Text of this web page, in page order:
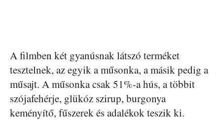
A filmben két gyanúsnak látszó terméket
tesztelnek, az egyik a műsonka, a másik pedig a
műsajt. A műsonka csak 51%-a hús, a többit
szójafehérje, glükóz szirup, burgonya
keményítő, fűszerek és adalékok teszik ki.